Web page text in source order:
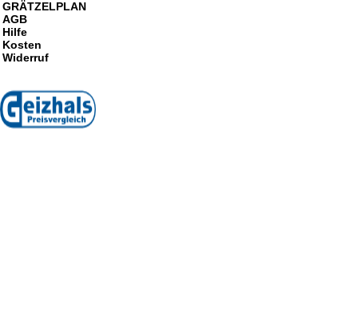
GRÄTZELPLAN
AGB
Hilfe
Kosten
Widerruf